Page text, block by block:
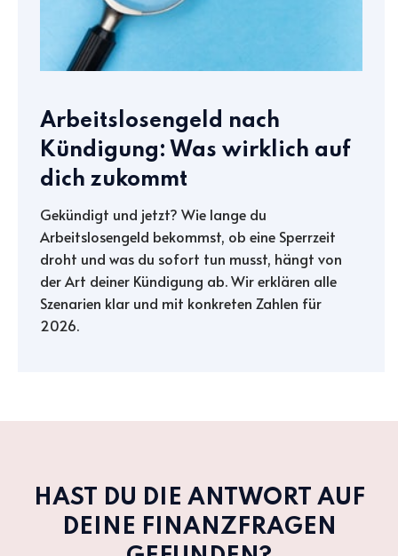
Arbeitslosengeld nach
Kündigung: Was wirklich auf
dich zukommt
Gekündigt und jetzt? Wie lange du
Arbeitslosengeld bekommst, ob eine Sperrzeit
droht und was du sofort tun musst, hängt von
der Art deiner Kündigung ab. Wir erklären alle
Szenarien klar und mit konkreten Zahlen für
2026.
HAST DU DIE ANTWORT AUF
DEINE FINANZFRAGEN